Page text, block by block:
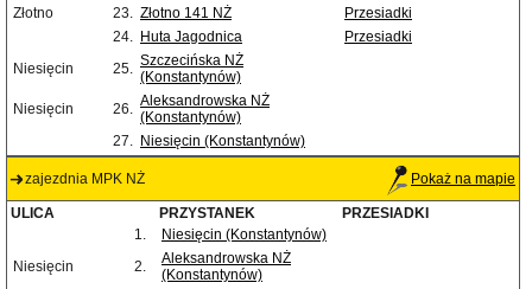
Złotno
23. Złotno 141 NŻ
Przesiadki
24. Huta Jagodnica
Przesiadki
Niesięcin
25. Szczecińska NŻ
(Konstantynów)
Niesięcin
26. Aleksandrowska NŻ
(Konstantynów)
27. Niesięcin (Konstantynów)
zajezdnia MPK NŻ Pokaż na mapie
ULICA PRZYSTANEK
PRZESIADKI
1.
Niesięcin (Konstantynów)
Niesięcin
2.
Aleksandrowska NŻ
(Konstantynów)